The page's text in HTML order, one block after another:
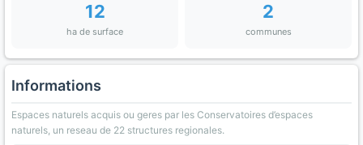
12
ha de surface
2
communes
Informations
Espaces naturels acquis ou geres par les Conservatoires d’espaces
naturels, un reseau de 22 structures regionales.